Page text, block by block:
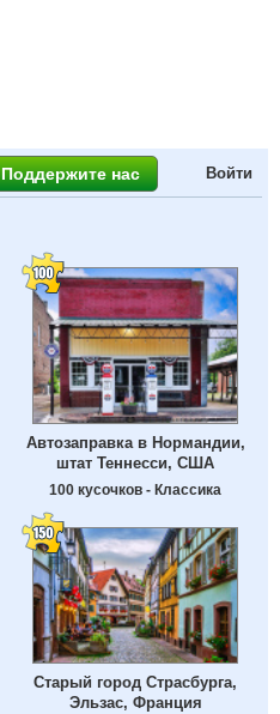
Поддержите нас Войти
Автозаправка в Нормандии,
штат Теннесси, США
100 кусочков - Классика
Старый город Страсбурга,
Эльзас, Франция